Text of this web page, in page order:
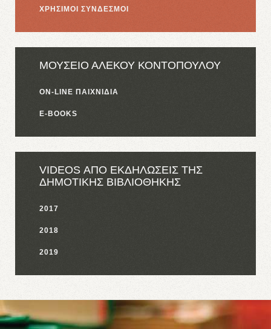
ΧΡΗΣΙΜΟΙ ΣΥΝΔΕΣΜΟΙ
ΜΟΥΣΕΙΟ ΑΛΕΚΟΥ ΚΟΝΤΟΠΟΥΛΟΥ
ON-LINE ΠΑΙΧΝΙΔΙΑ
E-BOOKS
VIDEOS ΑΠΟ ΕΚΔΗΛΩΣΕΙΣ ΤΗΣ
ΔΗΜΟΤΙΚΗΣ ΒΙΒΛΙΟΘΗΚΗΣ
2017
2018
2019